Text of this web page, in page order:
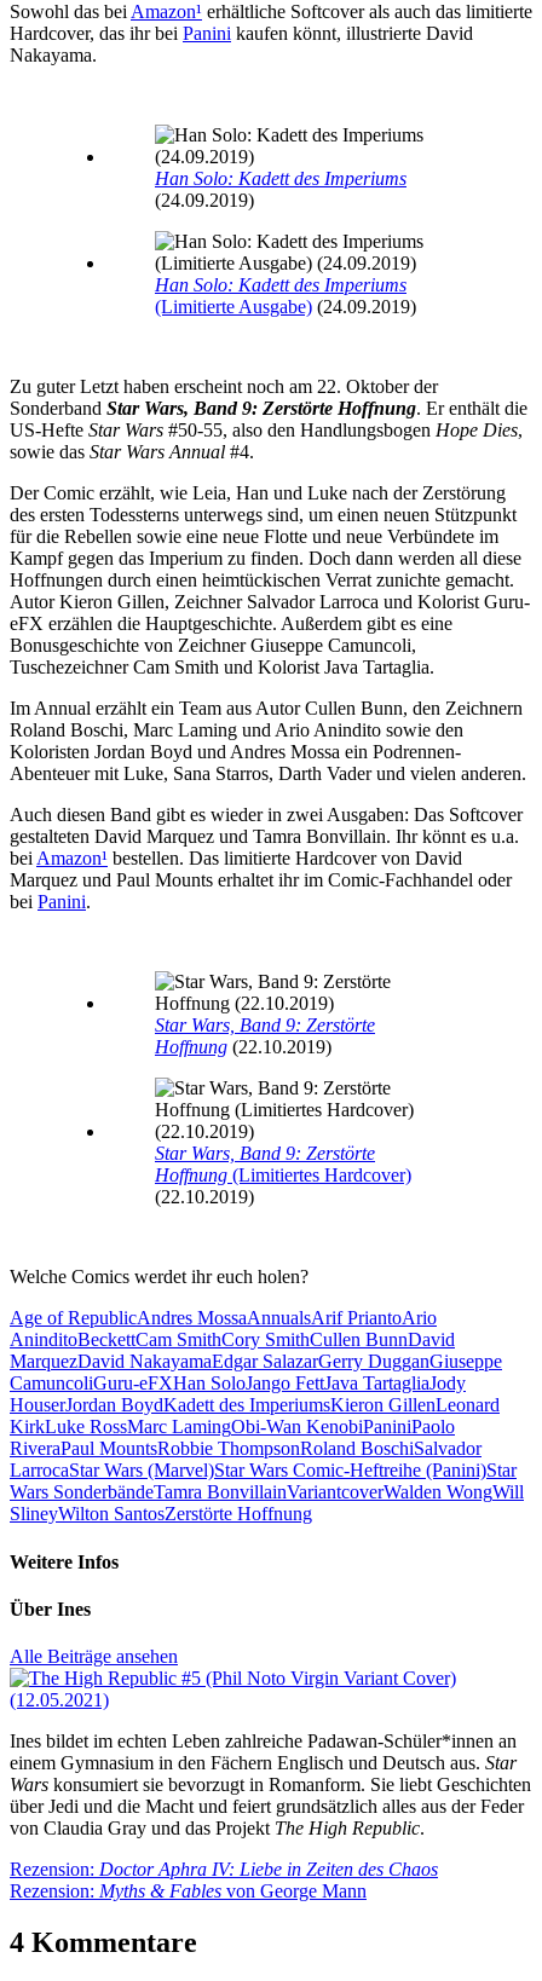
Sowohl das beiAmazon¹ erhältliche Softcover als auch das limitierte
Hardcover, das ihr bei Panini kaufen könnt, illustrierte David
Nakayama.
Han Solo: Kadett des Imperiums
(24.09.2019)
Han Solo: Kadett des Imperiums
(Limitierte Ausgabe) (24.09.2019)
Zu guter Letzt haben erscheint noch am 22. Oktober der
Sonderband Star Wars, Band 9: Zerstörte Hoffnung. Er enthält die
US-Hefte Star Wars #50-55, also den Handlungsbogen Hope Dies,
sowie das Star Wars Annual #4.
Der Comic erzählt, wie Leia, Han und Luke nach der Zerstörung
des ersten Todessterns unterwegs sind, um einen neuen Stützpunkt
für die Rebellen sowie eine neue Flotte und neue Verbündete im
Kampf gegen das Imperium zu finden. Doch dann werden all diese
Hoffnungen durch einen heimtückischen Verrat zunichte gemacht.
Autor Kieron Gillen, Zeichner Salvador Larroca und Kolorist Guru-
eFX erzählen die Hauptgeschichte. Außerdem gibt es eine
Bonusgeschichte von Zeichner Giuseppe Camuncoli,
Tuschezeichner Cam Smith und Kolorist Java Tartaglia.
Im Annual erzählt ein Team aus Autor Cullen Bunn, den Zeichnern
Roland Boschi, Marc Laming und Ario Anindito sowie den
Koloristen Jordan Boyd und Andres Mossa ein Podrennen-
Abenteuer mit Luke, Sana Starros, Darth Vader und vielen anderen.
Auch diesen Band gibt es wieder in zwei Ausgaben: Das Softcover
gestalteten David Marquez und Tamra Bonvillain. Ihr könnt es u.a.
beiAmazon¹ bestellen. Das limitierte Hardcover von David
Marquez und Paul Mounts erhaltet ihr im Comic-Fachhandel oder
bei Panini.
Star Wars, Band 9: Zerstörte
Hoffnung (22.10.2019)
Star Wars, Band 9: Zerstörte
Hoffnung (Limitiertes Hardcover)
(22.10.2019)
Welche Comics werdet ihr euch holen?
Age of RepublicAndres MossaAnnualsArif PriantoArio
AninditoBeckettCam SmithCory SmithCullen BunnDavid
MarquezDavid NakayamaEdgar SalazarGerry DugganGiuseppe
CamuncoliGuru-eFXHan SoloJango FettJava TartagliaJody
HouserJordan BoydKadett des ImperiumsKieron GillenLeonard
KirkLuke RossMarc LamingObi-Wan KenobiPaniniPaolo
RiveraPaul MountsRobbie ThompsonRoland BoschiSalvador
LarrocaStar Wars (Marvel)Star Wars Comic-Heftreihe (Panini)Star
Wars SonderbändeTamra BonvillainVariantcoverWalden WongWill
SlineyWilton SantosZerstörte Hoffnung
Weitere Infos
Über Ines
Alle Beiträge ansehen
Ines bildet im echten Leben zahlreiche Padawan-Schüler*innen an
einem Gymnasium in den Fächern Englisch und Deutsch aus. Star
Wars konsumiert sie bevorzugt in Romanform. Sie liebt Geschichten
über Jedi und die Macht und feiert grundsätzlich alles aus der Feder
von Claudia Gray und das Projekt The High Republic.
Beitragsnavigation
Vorheriger
Beitrag:
Rezension: Doctor Aphra IV: Liebe in Zeiten des Chaos
Nächster
Rezension: Myths & Fables von George Mann
4 Kommentare